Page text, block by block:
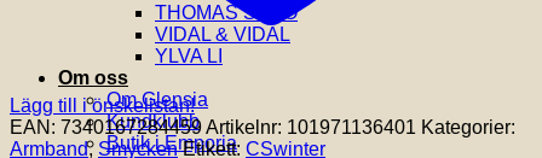
THOMAS SABO
VIDAL & VIDAL
YLVA LI
Om oss
Om Glensia
Kundklubb
Butik i Emporia
Lägg till i önskelistan!
EAN: 7340167284459Artikelnr: 101971136401 Kategorier:
Armband, Smycken Etikett: CSwinter